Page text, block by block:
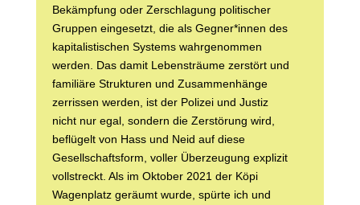
Bekämpfung oder Zerschlagung politischer
Gruppen eingesetzt, die als Gegner*innen des
kapitalistischen Systems wahrgenommen
werden. Das damit Lebensträume zerstört und
familiäre Strukturen und Zusammenhänge
zerrissen werden, ist der Polizei und Justiz
nicht nur egal, sondern die Zerstörung wird,
beflügelt von Hass und Neid auf diese
Gesellschaftsform, voller Überzeugung explizit
vollstreckt. Als im Oktober 2021 der Köpi
Wagenplatz geräumt wurde, spürte ich und